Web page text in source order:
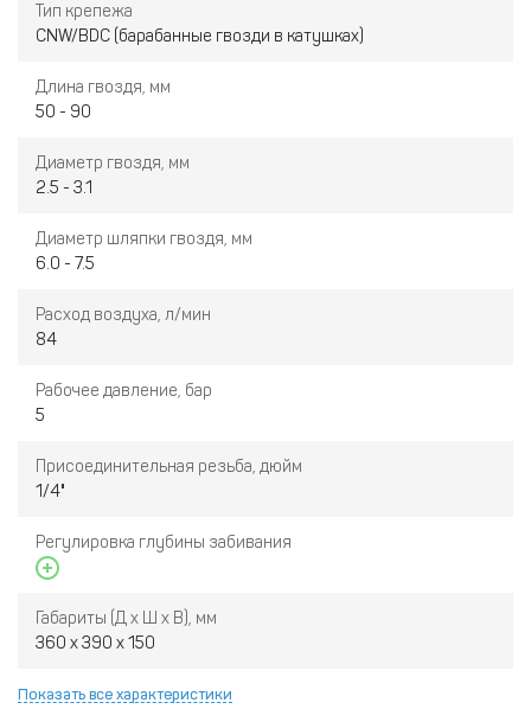
Тип крепежа
CNW/BDC (барабанные гвозди в катушках)
Длина гвоздя, мм
50 - 90
Диаметр гвоздя, мм
2.5 - 3.1
Диаметр шляпки гвоздя, мм
6.0 - 7.5
Расход воздуха, л/мин
84
Рабочее давление, бар
5
Присоединительная резьба, дюйм
1/4"
Регулировка глубины забивания
Габариты (Д х Ш х В), мм
360 х 390 х 150
Показать все характеристики